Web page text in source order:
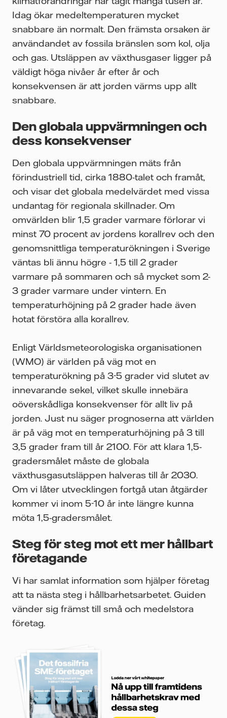
Idag ökar medeltemperaturen mycket
snabbare än normalt. Den främsta orsaken är
användandet av fossila bränslen som kol, olja
och gas. Utsläppen av växthusgaser ligger på
väldigt höga nivåer år efter år och
konsekvensen är att jorden värms upp allt
snabbare.
Den globala uppvärmningen och
dess konsekvenser
Den globala uppvärmningen mäts från
förindustriell tid, cirka 1880-talet och framåt,
och visar det globala medelvärdet med vissa
undantag för regionala skillnader. Om
omvärlden blir 1,5 grader varmare förlorar vi
minst 70 procent av jordens korallrev och den
genomsnittliga temperaturökningen i Sverige
väntas bli ännu högre - 1,5 till 2 grader
varmare på sommaren och så mycket som 2-
3 grader varmare under vintern. En
temperaturhöjning på 2 grader hade även
hotat förstöra alla korallrev.
Enligt Världsmeteorologiska organisationen
(WMO) är världen på väg mot en
temperaturökning på 3-5 grader vid slutet av
innevarande sekel, vilket skulle innebära
oöverskådliga konsekvenser för allt liv på
jorden. Just nu säger prognoserna att världen
är på väg mot en temperaturhöjning på 3 till
3,5 grader fram till år 2100. För att klara 1,5-
gradersmålet måste de globala
växthusgasutsläppen halveras till år 2030.
Om vi låter utvecklingen fortgå utan åtgärder
kommer vi inom 5-10 år inte längre kunna
möta 1,5-gradersmålet.
Steg för steg mot ett mer hållbart
företagande
Vi har samlat information som hjälper företag
att ta nästa steg i hållbarhetsarbetet. Guiden
vänder sig främst till små och medelstora
företag.